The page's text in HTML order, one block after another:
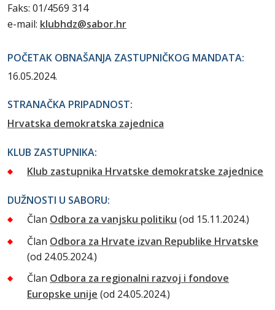
Faks: 01/4569 314
e-mail: klubhdz@sabor.hr
POČETAK OBNAŠANJA ZASTUPNIČKOG MANDATA:
16.05.2024.
STRANAČKA PRIPADNOST:
Hrvatska demokratska zajednica
KLUB ZASTUPNIKA:
Klub zastupnika Hrvatske demokratske zajednice
DUŽNOSTI U SABORU:
Član Odbora za vanjsku politiku (od 15.11.2024.)
Član Odbora za Hrvate izvan Republike Hrvatske
(od 24.05.2024.)
Član Odbora za regionalni razvoj i fondove
Europske unije (od 24.05.2024.)